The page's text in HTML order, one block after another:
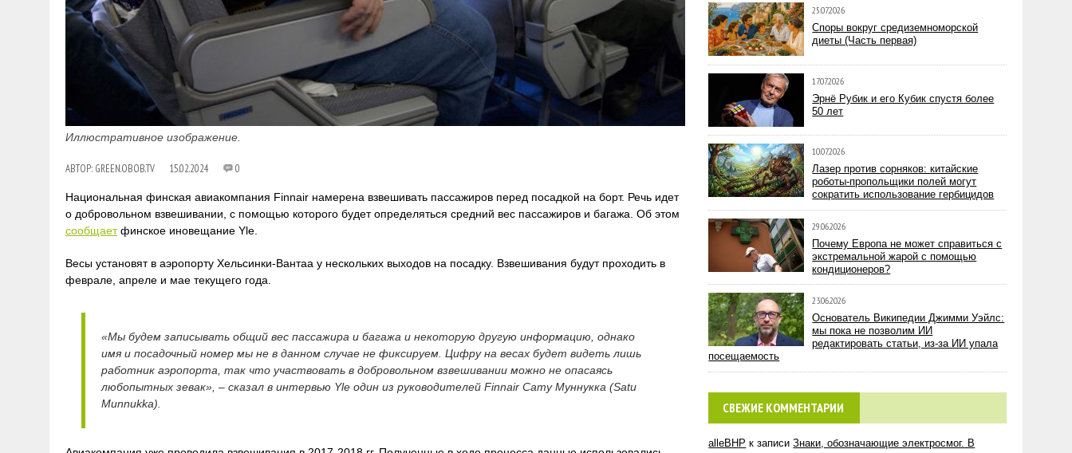
Иллюстративное изображение.
АВТОР: GREEN.OBOB.TV 15.02.2024 0
Национальная финская авиакомпания Finnair намерена взвешивать пассажиров перед посадкой на борт. Речь идет
о добровольном взвешивании, с помощью которого будет определяться средний вес пассажиров и багажа. Об этом
сообщаетфинское иновещание Yle.
Весы установят в аэропорту Хельсинки-Вантаа у нескольких выходов на посадку. Взвешивания будут проходить в
феврале, апреле и мае текущего года.
«Мы будем записывать общий вес пассажира и багажа и некоторую другую информацию, однако
имя и посадочный номер мы не в данном случае не фиксируем. Цифру на весах будет видеть лишь
работник аэропорта, так что участвовать в добровольном взвешивании можно не опасаясь
любопытных зевак», – сказал в интервью Yle один из руководителей Finnair Сату Муннукка (Satu
Munnukka).
25.07.2026
Споры вокруг средиземноморской
диеты (Часть первая)
17.07.2026
Эрнё Рубик и его Кубик спустя более
50 лет
10.07.2026
Лазер против сорняков: китайские
роботы-пропольщики полей могут
сократить использование гербицидов
29.06.2026
Почему Европа не может справиться с
экстремальной жарой с помощью
кондиционеров?
23.06.2026
Основатель Википедии Джимми Уэйлс:
мы пока не позволим ИИ
редактировать статьи, из-за ИИ упала
посещаемость
СВЕЖИЕ КОММЕНТАРИИ
alleBHP к записиЗнаки, обозначающие электросмог. В